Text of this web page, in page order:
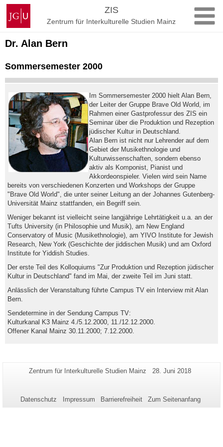
Zum
Inhalt
springen
Johannes
Gutenberg-
Universität
Mainz
ZIS
Zentrum für Interkulturelle Studien Mainz
Dr. Alan Bern
Sommersemester 2000
Im Sommersemester 2000 hielt Alan Bern,
der Leiter der Gruppe Brave Old World, im
Rahmen einer Gastprofessur des ZIS ein
Seminar über die Produktion und Rezeption
jüdischer Kultur in Deutschland.
Alan Bern ist nicht nur Lehrender auf dem
Gebiet der Musikethnologie und
Kulturwissenschaften, sondern ebenso
aktiv als Komponist, Pianist und
Akkordeonspieler. Vielen wird sein Name
bereits von verschiedenen Konzerten und Workshops der Gruppe
"Brave Old World", die unter seiner Leitung an der Johannes Gutenberg-
Universität Mainz stattfanden, ein Begriff sein.
Weniger bekannt ist vielleicht seine langjährige Lehrtätigkeit u.a. an der
Tufts University (in Philosophie und Musik), am New England
Conservatory of Music (Musikethnologie), am YIVO Institute for Jewish
Research, New York (Geschichte der jiddischen Musik) und am Oxford
Institute for Yiddish Studies.
Der erste Teil des Kolloquiums "Zur Produktion und Rezeption jüdischer
Kultur in Deutschland" fand im Mai, der zweite Teil im Juni statt.
Anlässlich der Veranstaltung führte Campus TV ein Interview mit Alan
Bern.
Sendetermine in der Sendung Campus TV:
Kulturkanal K3 Mainz 4./5.12.2000, 11./12.12.2000.
Offener Kanal Mainz 30.11.2000; 7.12.2000.
Zusätzliche
dieser
Seiten-
Zentrum für Interkulturelle Studien Mainz
Letzte
28. Juni 2018
Datenschutz Impressum Barrierefreiheit Zum Seitenanfang